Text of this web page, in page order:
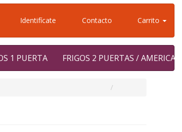
Identifícate Contacto Carrito
1 PUERTA FRIGOS 2 PUERTAS /